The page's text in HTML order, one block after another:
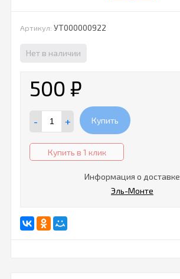
Артикул: УТ000000922
Нет в наличии
500 ₽
- + Купить
Купить в 1 клик
Информация о доставке
Эль-Монте